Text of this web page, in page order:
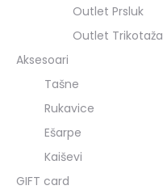
Outlet Prsluk
Outlet Trikotaža
Aksesoari
Tašne
Rukavice
Ešarpe
Kaiševi
GIFT card